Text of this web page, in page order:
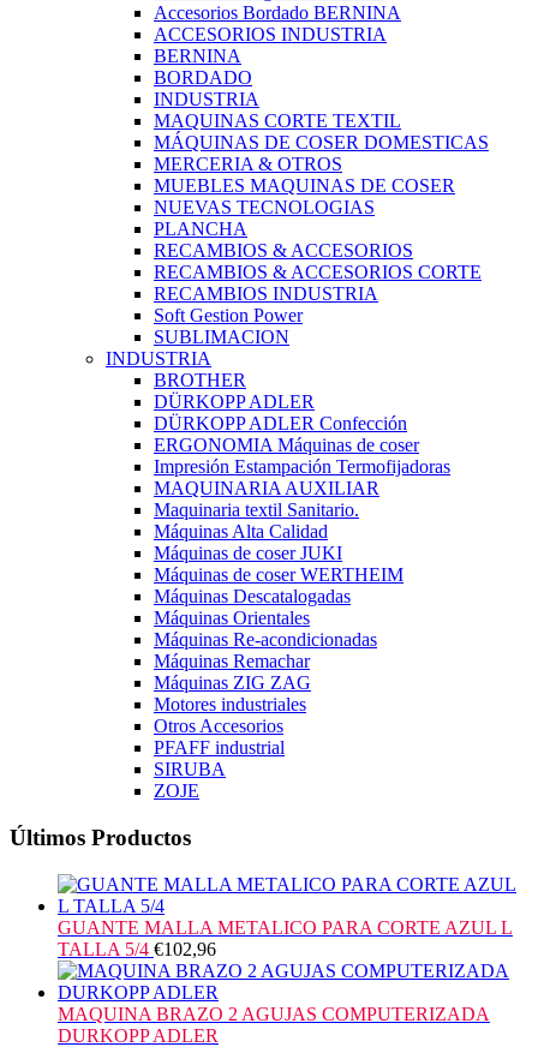
Accesorios Bordado BERNINA
ACCESORIOS INDUSTRIA
BERNINA
BORDADO
INDUSTRIA
MAQUINAS CORTE TEXTIL
MÁQUINAS DE COSER DOMESTICAS
MERCERIA & OTROS
MUEBLES MAQUINAS DE COSER
NUEVAS TECNOLOGIAS
PLANCHA
RECAMBIOS & ACCESORIOS
RECAMBIOS & ACCESORIOS CORTE
RECAMBIOS INDUSTRIA
Soft Gestion Power
SUBLIMACION
INDUSTRIA
BROTHER
DÜRKOPP ADLER
DÜRKOPP ADLER Confección
ERGONOMIA Máquinas de coser
Impresión Estampación Termofijadoras
MAQUINARIA AUXILIAR
Maquinaria textil Sanitario.
Máquinas Alta Calidad
Máquinas de coser JUKI
Máquinas de coser WERTHEIM
Máquinas Descatalogadas
Máquinas Orientales
Máquinas Re-acondicionadas
Máquinas Remachar
Máquinas ZIG ZAG
Motores industriales
Otros Accesorios
PFAFF industrial
SIRUBA
ZOJE
Últimos Productos
GUANTE MALLA METALICO PARA CORTE AZUL L
TALLA 5/4 €102,96
MAQUINA BRAZO 2 AGUJAS COMPUTERIZADA
DURKOPP ADLER